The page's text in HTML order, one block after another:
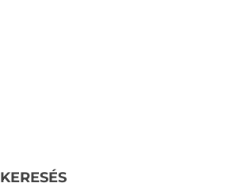
KERESÉS